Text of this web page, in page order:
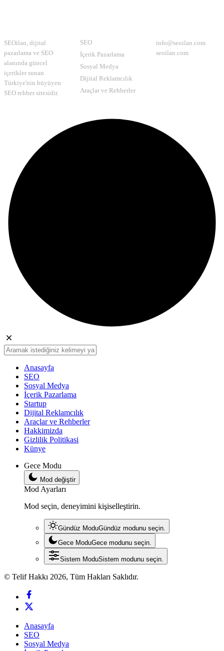
SEOilan, dijital
pazarlama ve SEO
alanında güncel
içerikler sunan
Türkiye'nin büyüyen
SEO rehber sitesidir.
SEO
İçerik Pazarlama
Sosyal Medya
Dijital Reklamcılık
Araçlar ve Rehberler
info@seoilan.com
seoilan.com
Anasayfa
SEO
Sosyal Medya
İçerik Pazarlama
Startup
Dijital Reklamcılık
Araçlar ve Rehberler
Hakkimizda
Gizlilik Politikasi
Künye
Gece Modu
Mod değiştir
Mod Ayarları
Mod seçin, deneyimini kişiselleştirin.
Gündüz ModuGündüz modunu seçin.
Gece ModuGece modunu seçin.
Sistem ModuSistem modunu seçin.
© Telif Hakkı 2026, Tüm Hakları Saklıdır.
Anasayfa
SEO
Sosyal Medya